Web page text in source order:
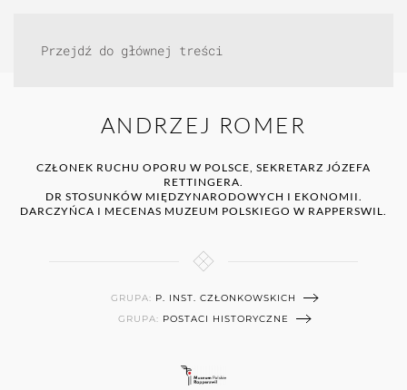
Przejdź do głównej treści
ANDRZEJ ROMER
CZŁONEK RUCHU OPORU W POLSCE, SEKRETARZ JÓZEFA
RETTINGERA.
DR STOSUNKÓW MIĘDZYNARODOWYCH I EKONOMII.
DARCZYŃCA I MECENAS MUZEUM POLSKIEGO W RAPPERSWIL.
GRUPA: P. INST. CZŁONKOWSKICH
GRUPA: POSTACI HISTORYCZNE